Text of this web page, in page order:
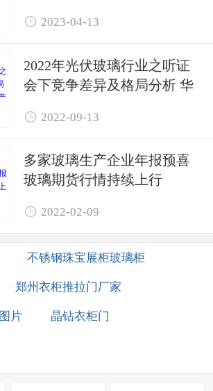
 2023-04-13
2022年光伏玻璃行业之听证
会下竞争差异及格局分析 华
张
 2022-09-13
多家玻璃生产企业年报预喜 ​
玻璃期货行情持续上行
 2022-02-09
不锈钢珠宝展柜玻璃柜
郑州衣柜推拉门厂家
片 晶钻衣柜门